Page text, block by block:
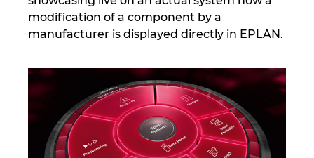
modification of a component by a
manufacturer is displayed directly in EPLAN.